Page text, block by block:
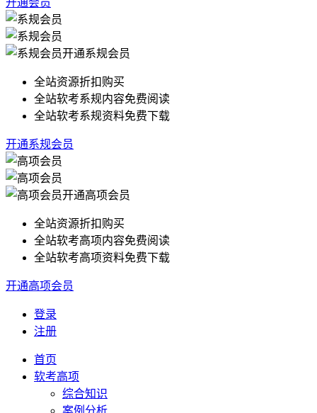
开通会员
开通系规会员
全站资源折扣购买
全站软考系规内容免费阅读
全站软考系规资料免费下载
开通系规会员
开通高项会员
全站资源折扣购买
全站软考高项内容免费阅读
全站软考高项资料免费下载
开通高项会员
登录
注册
首页
软考高项
综合知识
案例分析